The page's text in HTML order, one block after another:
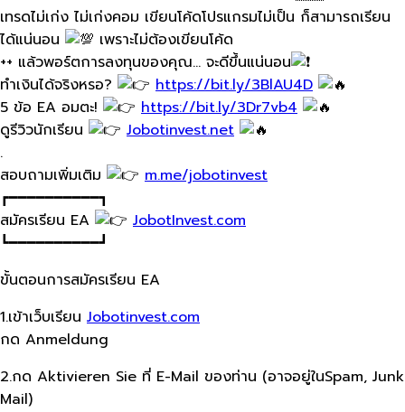
เทรดไม่เก่ง ไม่เก่งคอม เขียนโค้ดโปรแกรมไม่เป็น ก็สามารถเรียน
ได้แน่นอน
เพราะไม่ต้องเขียนโค้ด
++ แล้วพอร์ตการลงทุนของคุณ... จะดีขึ้นแน่นอน
ทำเงินได้จริงหรอ?
https://bit.ly/3BlAU4D
5 ข้อ EA อมตะ!
https://bit.ly/3Dr7vb4
ดูรีวิวนักเรียน
Jobotinvest.net
.
สอบถามเพิ่มเติม
m.me/jobotinvest
┏━━━━━━━━━━┓
สมัครเรียน EA
JobotInvest.com
┗━━━━━━━━━━┛
ขั้นตอนการสมัครเรียน EA
1.เข้าเว็บเรียน Jobotinvest.com
กด Anmeldung
2.กด Aktivieren Sie ที่ E-Mail ของท่าน (อาจอยู่ในSpam, Junk
Mail)